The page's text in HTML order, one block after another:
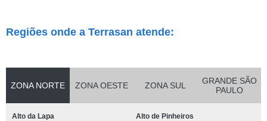
Regiões onde a Terrasan atende:
ZONA NORTE ZONA OESTE ZONA SUL
GRANDE SÃO
PAULO
Alto da Lapa Alto de Pinheiros